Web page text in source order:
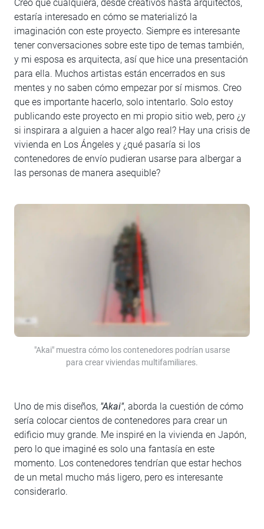
Creo que cualquiera, desde creativos hasta arquitectos,
estaría interesado en cómo se materializó la
imaginación con este proyecto. Siempre es interesante
tener conversaciones sobre este tipo de temas también,
y mi esposa es arquitecta, así que hice una presentación
para ella. Muchos artistas están encerrados en sus
mentes y no saben cómo empezar por sí mismos. Creo
que es importante hacerlo, solo intentarlo. Solo estoy
publicando este proyecto en mi propio sitio web, pero ¿y
si inspirara a alguien a hacer algo real? Hay una crisis de
vivienda en Los Ángeles y ¿qué pasaría si los
contenedores de envío pudieran usarse para albergar a
las personas de manera asequible?
"Akai" muestra cómo los contenedores podrían usarse
para crear viviendas multifamiliares.
Uno de mis diseños, "Akai", aborda la cuestión de cómo
sería colocar cientos de contenedores para crear un
edificio muy grande. Me inspiré en la vivienda en Japón,
pero lo que imaginé es solo una fantasía en este
momento. Los contenedores tendrían que estar hechos
de un metal mucho más ligero, pero es interesante
considerarlo.